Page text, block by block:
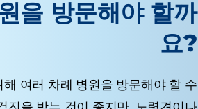
을 방문해야 할까
요?
여러 차례 병원을 방문해야 할 수